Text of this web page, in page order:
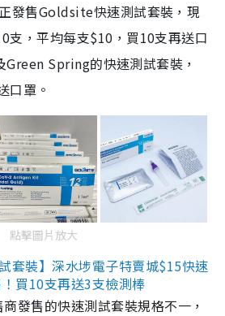
發售Goldsite快速測試套裝，現
支，平均每支$10，買10支再送口
Green Spring的快速測試套裝，
口罩。
點擊圖片放大
套裝】深水埗電子特賣城$15快速
買10支再送3支檢測棒
發售的快速測試套裝規格不一，